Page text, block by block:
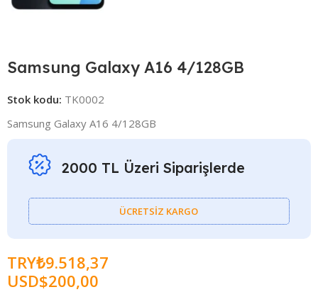
Samsung Galaxy A16 4/128GB
Stok kodu: TK0002
Samsung Galaxy A16 4/128GB
2000 TL Üzeri Siparişlerde
ÜCRETSİZ KARGO
TRY₺9.518,37
USD$200,00